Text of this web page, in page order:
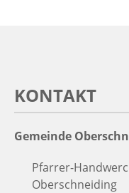
KONTAKT
Gemeinde
Pfarrer-
Oberschneiding